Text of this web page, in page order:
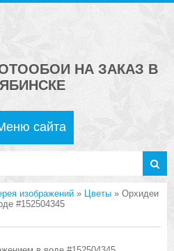
НА ЗАКАЗ В
сайта
изображений » Цветы » Орхидеи
#152504345